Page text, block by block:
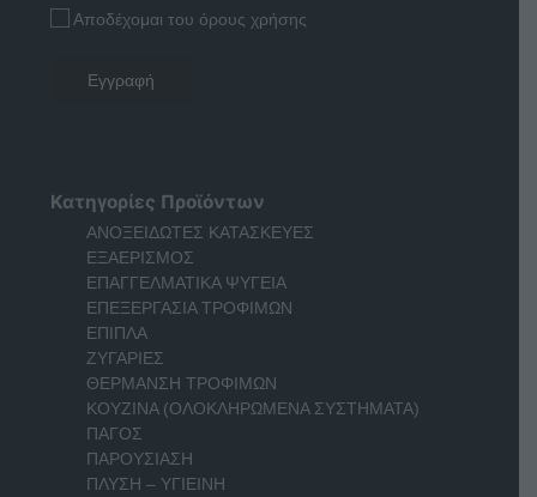
Αποδέχομαι του όρους χρήσης
Κατηγορίες Προϊόντων
ΑΝΟΞΕΙΔΩΤΕΣ ΚΑΤΑΣΚΕΥΕΣ
ΕΞΑΕΡΙΣΜΟΣ
ΕΠΑΓΓΕΛΜΑΤΙΚΑ ΨΥΓΕΙΑ
ΕΠΕΞΕΡΓΑΣΙΑ ΤΡΟΦΙΜΩΝ
ΕΠΙΠΛΑ
ΖΥΓΑΡΙΕΣ
ΘΕΡΜΑΝΣΗ ΤΡΟΦΙΜΩΝ
ΚΟΥΖΙΝΑ (ΟΛΟΚΛΗΡΩΜΕΝΑ ΣΥΣΤΗΜΑΤΑ)
ΠΑΓΟΣ
ΠΑΡΟΥΣΙΑΣΗ
ΠΛΥΣΗ – ΥΓΙΕΙΝΗ